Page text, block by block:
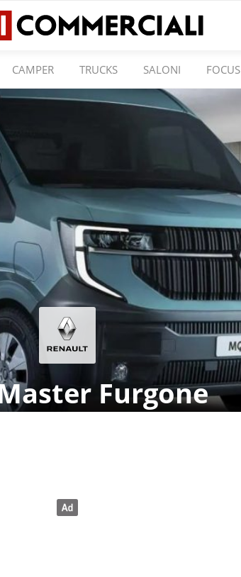
CAMPER TRUCKS SALONI FOCUS
Furgone